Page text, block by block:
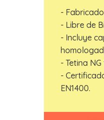
-
- Libre de
- Incluye
- Tetina
-
EN1400.